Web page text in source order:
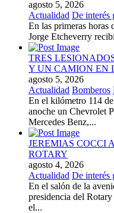
agosto 5, 2026
Actualidad De interés
En las primeras horas
Jorge Etcheverry
TRES
Y UN CAMION EN
agosto 5, 2026
Actualidad Bomberos
En el kilómetro 114
anoche un Chevrolet
Mercedes Benz,...
JEREMIAS COCCI
ROTARY
agosto 4, 2026
Actualidad De interés
En el salón de la
presidencia del
el...